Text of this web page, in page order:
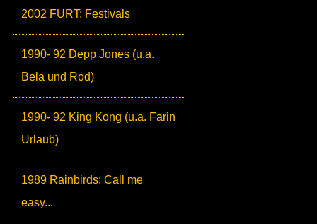
2002 FURT: Festivals
1990- 92 Depp Jones (u.a.
Bela und Rod)
1990- 92 King Kong (u.a. Farin
Urlaub)
1989 Rainbirds: Call me
easy...